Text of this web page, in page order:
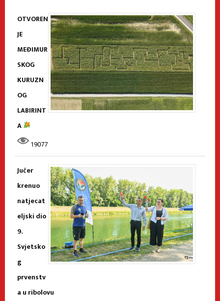
OTVOREN
JE
MEĐIMUR
SKOG
KURUZN
OG
LABIRINT
A
19077
Jučer
krenuo
natjecat
eljski dio
9.
Svjetsko
g
prvenstv
a u ribolovu